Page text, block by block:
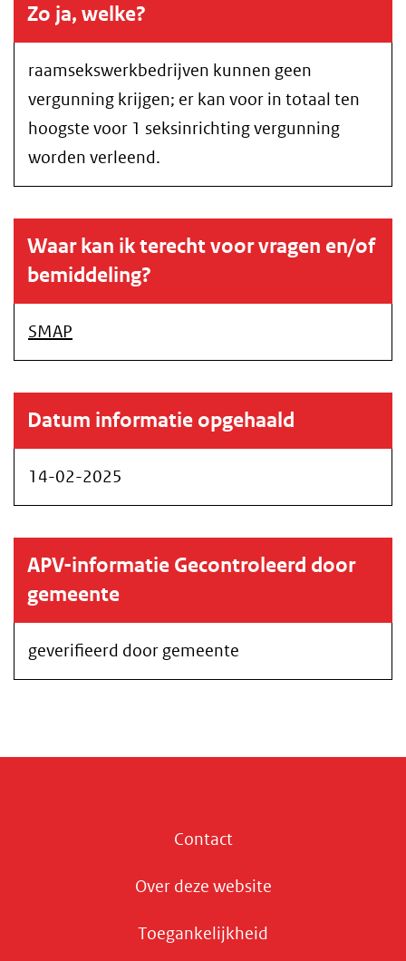
Zo ja, welke?
raamsekswerkbedrijven kunnen geen
vergunning krijgen; er kan voor in totaal ten
hoogste voor 1 seksinrichting vergunning
worden verleend.
Waar kan ik terecht voor vragen en/of
bemiddeling?
SMAP
Datum informatie opgehaald
14-02-2025
APV-informatie Gecontroleerd door
gemeente
geverifieerd door gemeente
Contact
Over deze website
Toegankelijkheid